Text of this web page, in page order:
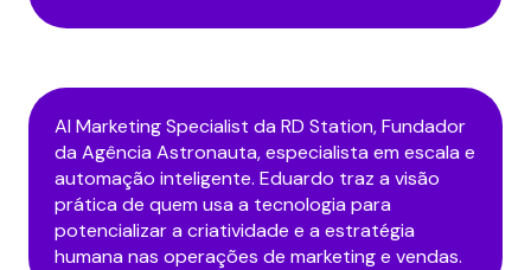
AI Marketing Specialist da RD Station, Fundador
da Agência Astronauta, especialista em escala e
automação inteligente. Eduardo traz a visão
prática de quem usa a tecnologia para
potencializar a criatividade e a estratégia
humana nas operações de marketing e vendas.